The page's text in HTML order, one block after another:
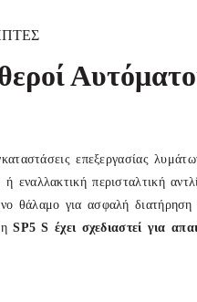
επεξεργασίας
εναλλακτική περισταλτική
θάλαμο για ασφαλή
ηSP5 S έχει σχεδιαστεί για